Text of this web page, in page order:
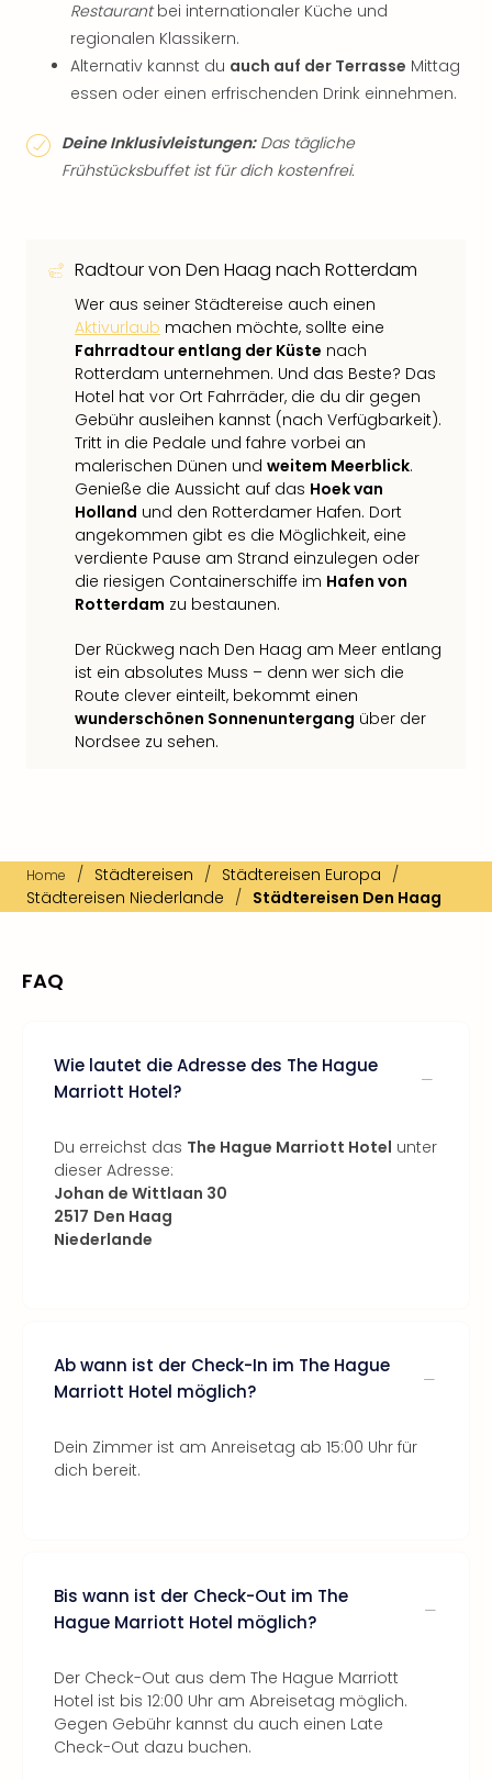
Restaurantbei internationaler Küche und
regionalen Klassikern.
Alternativ kannst du auch auf der Terrasse Mittag
essen oder einen erfrischenden Drink einnehmen.
Deine Inklusivleistungen:Das tägliche
Frühstücksbuffet ist für dich kostenfrei.
Radtour von Den Haag nach Rotterdam
Wer aus seiner Städtereise auch einen
Aktivurlaub machen möchte, sollte eine
Fahrradtour entlang der Küste nach
Rotterdam unternehmen. Und das Beste? Das
Hotel hat vor Ort Fahrräder, die du dir gegen
Gebühr ausleihen kannst (nach Verfügbarkeit).
Tritt in die Pedale und fahre vorbei an
malerischen Dünen und weitem Meerblick.
Genieße die Aussicht auf das Hoek van
Holland und den Rotterdamer Hafen. Dort
angekommen gibt es die Möglichkeit, eine
verdiente Pause am Strand einzulegen oder
die riesigen Containerschiffe im Hafen von
Rotterdam zu bestaunen.
Der Rückweg nach Den Haag am Meer entlang
ist ein absolutes Muss – denn wer sich die
Route clever einteilt, bekommt einen
wunderschönen Sonnenuntergang über der
Nordsee zu sehen.
Home / Städtereisen / Städtereisen Europa /
Städtereisen Niederlande / Städtereisen Den Haag
FAQ
Wie lautet die Adresse des The Hague
Marriott Hotel?
Du erreichst das The Hague Marriott Hotel unter
dieser Adresse:
Johan de Wittlaan 30
2517 Den Haag
Niederlande
Ab wann ist der Check-In im The Hague
Marriott Hotel möglich?
Dein Zimmer ist am Anreisetag ab 15:00 Uhr für
dich bereit.
Bis wann ist der Check-Out im The
Hague Marriott Hotel möglich?
Der Check-Out aus dem The Hague Marriott
Hotel ist bis 12:00 Uhr am Abreisetag möglich.
Gegen Gebühr kannst du auch einen Late
Check-Out dazu buchen.